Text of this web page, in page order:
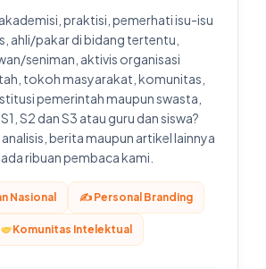
praktisi, pemerhati isu-isu
ahli/pakar di bidang tertentu,
seniman, aktivis organisasi
tokoh masyarakat, komunitas,
pemerintah maupun swasta,
S2 dan S3 atau guru dan siswa?
berita maupun artikel lainnya
ribuan pembaca kami.
Nasional ✍️ Personal Branding
Komunitas Intelektual